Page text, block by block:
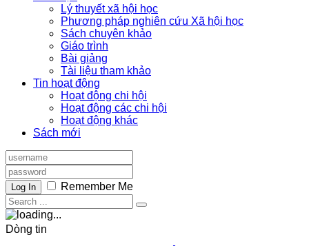
Lý thuyết xã hội học
Phương pháp nghiên cứu Xã hội học
Sách chuyên khảo
Giáo trình
Bài giảng
Tài liệu tham khảo
Tin hoạt động
Hoạt động chi hội
Hoạt động các chi hội
Hoạt động khác
Sách mới
Log In Remember Me
Dòng tin